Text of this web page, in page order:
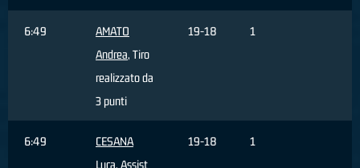
6:49
AMATO
Andrea, Tiro
realizzato da
3 punti
19-18 1
6:49
CESANA
Luca, Assist
19-18 1